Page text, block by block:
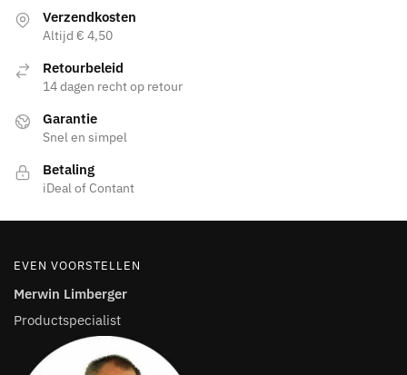
de
productpagina
Verzendkosten
Altijd € 4,50
Retourbeleid
14 dagen recht op retour
Garantie
Snel en simpel
Betaling
iDeal of Contant
EVEN VOORSTELLEN
Merwin Limberger
Productspecialist